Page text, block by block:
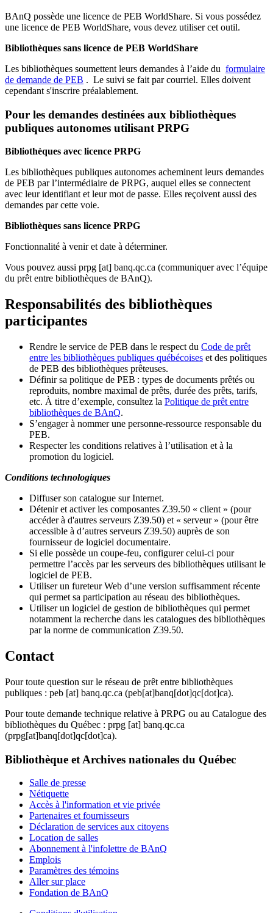
BAnQ possède une licence de PEB WorldShare. Si vous possédez
une licence de PEB WorldShare, vous devez utiliser cet outil.
Bibliothèques sans licence de PEB WorldShare
Les bibliothèques soumettent leurs demandes à l’aide du formulaire
de demande de PEB . Le suivi se fait par courriel. Elles doivent
cependant s'inscrire préalablement.
Pour les demandes destinées aux bibliothèques
publiques autonomes utilisant PRPG
Bibliothèques avec licence PRPG
Les bibliothèques publiques autonomes acheminent leurs demandes
de PEB par l’intermédiaire de PRPG, auquel elles se connectent
avec leur identifiant et leur mot de passe. Elles reçoivent aussi des
demandes par cette voie.
Bibliothèques sans licence PRPG
Fonctionnalité à venir et date à déterminer.
Vous pouvez aussi prpg [at] banq.qc.ca (communiquer avec l’équipe
du prêt entre bibliothèques de BAnQ).
Responsabilités des bibliothèques
participantes
Rendre le service de PEB dans le respect du Code de prêt
entre les bibliothèques publiques québécoises et des politiques
de PEB des bibliothèques prêteuses.
Définir sa politique de PEB : types de documents prêtés ou
reproduits, nombre maximal de prêts, durée des prêts, tarifs,
etc. À titre d’exemple, consultez la Politique de prêt entre
bibliothèques de BAnQ.
S’engager à nommer une personne-ressource responsable du
PEB.
Respecter les conditions relatives à l’utilisation et à la
promotion du logiciel.
Conditions technologiques
Diffuser son catalogue sur Internet.
Détenir et activer les composantes Z39.50 « client » (pour
accéder à d'autres serveurs Z39.50) et « serveur » (pour être
accessible à d’autres serveurs Z39.50) auprès de son
fournisseur de logiciel documentaire.
Si elle possède un coupe-feu, configurer celui-ci pour
permettre l’accès par les serveurs des bibliothèques utilisant le
logiciel de PEB.
Utiliser un fureteur Web d’une version suffisamment récente
qui permet sa participation au réseau des bibliothèques.
Utiliser un logiciel de gestion de bibliothèques qui permet
notamment la recherche dans les catalogues des bibliothèques
par la norme de communication Z39.50.
Contact
Pour toute question sur le réseau de prêt entre bibliothèques
publiques : peb [at] banq.qc.ca (peb[at]banq[dot]qc[dot]ca).
Pour toute demande technique relative à PRPG ou au Catalogue des
bibliothèques du Québec : prpg [at] banq.qc.ca
(prpg[at]banq[dot]qc[dot]ca).
Bibliothèque et Archives nationales du Québec
Salle de presse
Nétiquette
Accès à l'information et vie privée
Partenaires et fournisseurs
Déclaration de services aux citoyens
Location de salles
Abonnement à l'infolettre de BAnQ
Emplois
Paramètres des témoins
Aller sur place
Fondation de BAnQ